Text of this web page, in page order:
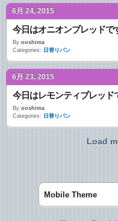
6月 24, 2015
今日はオニオンブレッドで
By ooshima
Categories: 日替りパン
6月 23, 2015
今日はレモンティブレッド
By ooshima
Categories: 日替りパン
Load
Mobile Theme